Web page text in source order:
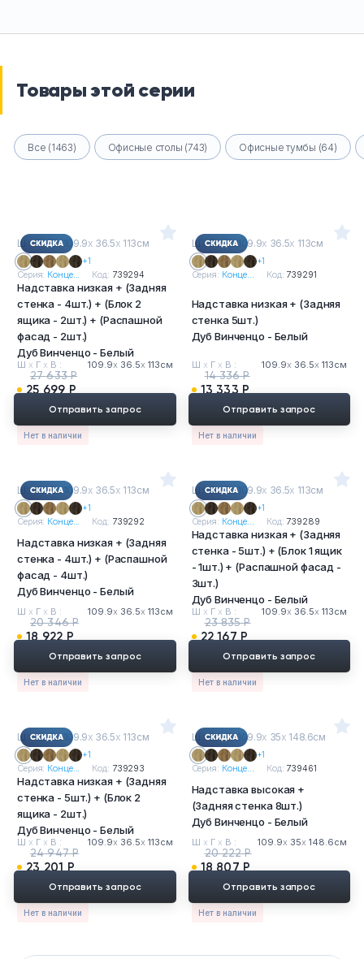
Товары этой серии
Все (1463) Офисные столы (743) Офисные тумбы (64)
Ш хГхВ : 109.9х 36.5х 113см
+1
Серия: Конце... Код: 739294
Надставка низкая + (Задняя
стенка - 4шт.) + (Блок 2
ящика - 2шт.) + (Распашной
фасад - 2шт.)
Дуб Винченцо - Белый
Ш х Г х В : 109.9х 36.5х 113см
25 699 Р
27 633 Р
Нет в наличии
Отправить запрос
Ш хГхВ : 109.9х 36.5х 113см
+1
Серия: Конце... Код: 739291
Надставка низкая + (Задняя
стенка 5шт.)
Дуб Винченцо - Белый
Ш х Г х В : 109.9х 36.5х 113см
13 333 Р
14 336 Р
Нет в наличии
Отправить запрос
Ш хГхВ : 109.9х 36.5х 113см
+1
Серия: Конце... Код: 739292
Надставка низкая + (Задняя
стенка - 4шт.) + (Распашной
фасад - 4шт.)
Дуб Винченцо - Белый
Ш х Г х В : 109.9х 36.5х 113см
18 922 Р
20 346 Р
Нет в наличии
Отправить запрос
Ш хГхВ : 109.9х 36.5х 113см
+1
Серия: Конце... Код: 739289
Надставка низкая + (Задняя
стенка - 5шт.) + (Блок 1 ящик
- 1шт.) + (Распашной фасад -
3шт.)
Дуб Винченцо - Белый
Ш х Г х В : 109.9х 36.5х 113см
22 167 Р
23 835 Р
Нет в наличии
Отправить запрос
Ш хГхВ : 109.9х 36.5х 113см
+1
Серия: Конце... Код: 739293
Надставка низкая + (Задняя
стенка - 5шт.) + (Блок 2
ящика - 2шт.)
Дуб Винченцо - Белый
Ш х Г х В : 109.9х 36.5х 113см
23 201 Р
24 947 Р
Нет в наличии
Отправить запрос
Ш хГхВ : 109.9х 35х 148.6см
+1
Серия: Конце... Код: 739461
Надставка высокая +
(Задняя стенка 8шт.)
Дуб Винченцо - Белый
Ш х Г х В : 109.9х 35х 148.6см
18 807 Р
20 222 Р
Нет в наличии
Отправить запрос